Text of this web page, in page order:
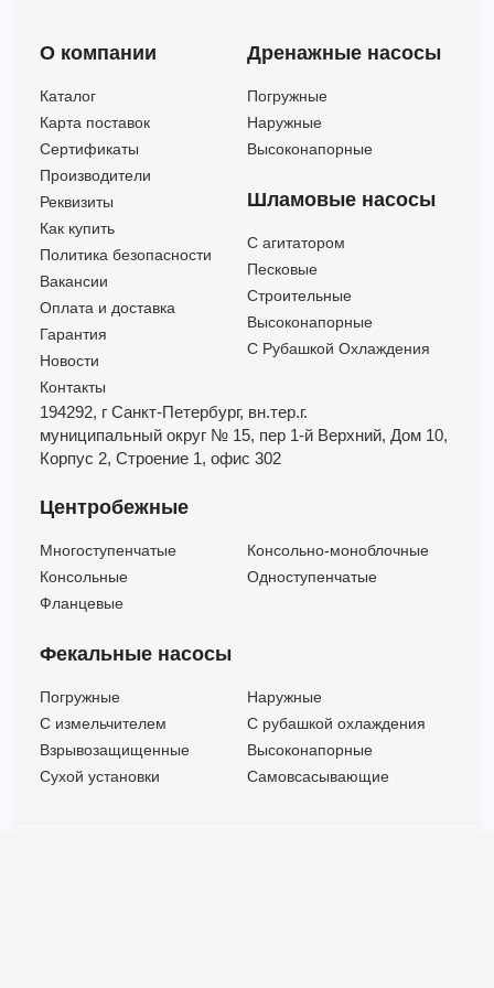
EVMS20 1LF5 HQGQ1EG E/1,5 ETM Арт.26751220015
EVMS20 1LF5 Q1BEG E/1,5 ATEX EPR Арт.26751200017
EVMS20 1LF5 Q1BEG E/1,5M Арт.26751200010
О компании
Каталог
Карта поставок
Сертификаты
Производители
Реквизиты
Как купить
Политика безопасности
Вакансии
Оплата и доставка
Гарантия
Новости
Контакты
Дренажные насосы
Погружные
Наружные
Высоконапорные
Шламовые насосы
C агитатором
Песковые
Строительные
Высоконапорные
С Рубашкой Охлаждения
194292, г Санкт-Петербург, вн.тер.г.
муниципальный округ № 15, пер 1-й Верхний, Дом 10,
Корпус 2, Строение 1, офис 302
Центробежные
Многоступенчатые
Консольно-моноблочные
Консольные
Одноступенчатые
Фланцевые
Фекальные насосы
Погружные
Наружные
C измельчителем
С рубашкой охлаждения
Взрывозащищенные
Высоконапорные
Сухой установки
Самовсасывающие